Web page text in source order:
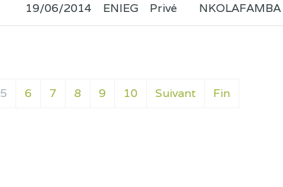
5 6 7 8 9 10 Suivant Fin
19/06/2014 ENIEG Privé NKOLAFAMBA